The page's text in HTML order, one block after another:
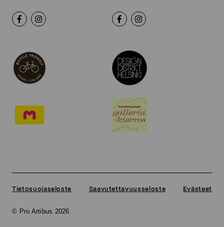
© Pro Artibus 2026
Tietosuojaseloste Saavutettavuusseloste Evästeet